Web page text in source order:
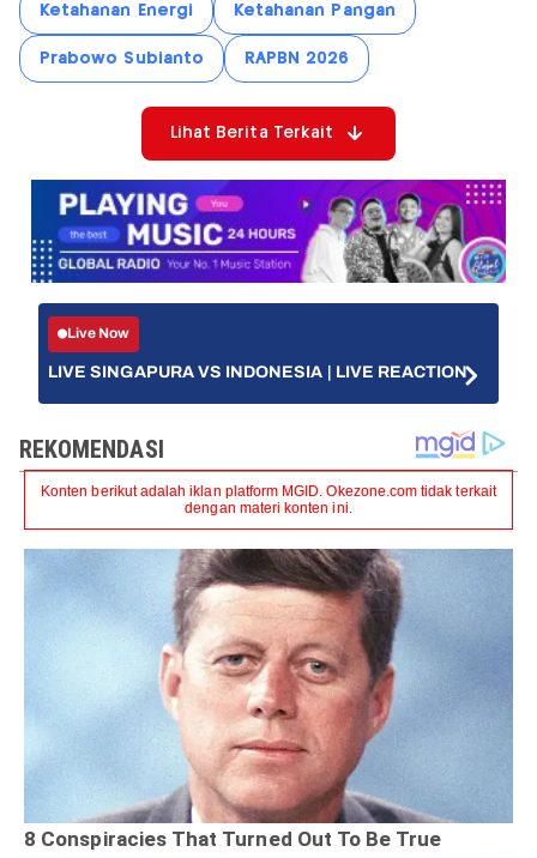
Ketahanan Energi Ketahanan Pangan
Prabowo Subianto RAPBN 2026
Lihat Berita Terkait
Live Now
LIVE SINGAPURA VS INDONESIA | LIVE REACTION